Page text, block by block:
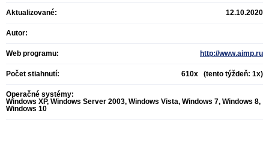
Aktualizované: 12.10.2020
Autor:
Web programu: http://www.aimp.ru
Počet stiahnutí: 610x (tento týždeň: 1x)
Operačné systémy:
Windows XP, Windows Server 2003, Windows Vista, Windows 7, Windows 8,
Windows 10